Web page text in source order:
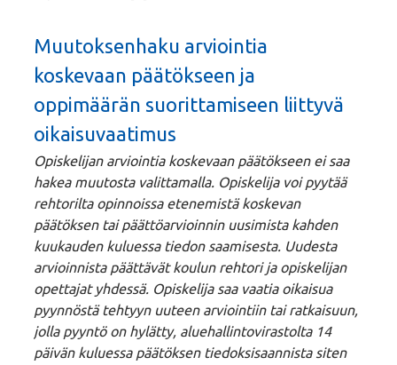
Muutoksenhaku arviointia
koskevaan päätökseen ja
oppimäärän suorittamiseen liittyvä
oikaisuvaatimus
Opiskelijan arviointia koskevaan päätökseen ei saa
hakea muutosta valittamalla. Opiskelija voi pyytää
rehtorilta opinnoissa etenemistä koskevan
päätöksen tai päättöarvioinnin uusimista kahden
kuukauden kuluessa tiedon saamisesta. Uudesta
arvioinnista päättävät koulun rehtori ja opiskelijan
opettajat yhdessä. Opiskelija saa vaatia oikaisua
pyynnöstä tehtyyn uuteen arviointiin tai ratkaisuun,
jolla pyyntö on hylätty, aluehallintovirastolta 14
päivän kuluessa päätöksen tiedoksisaannista siten